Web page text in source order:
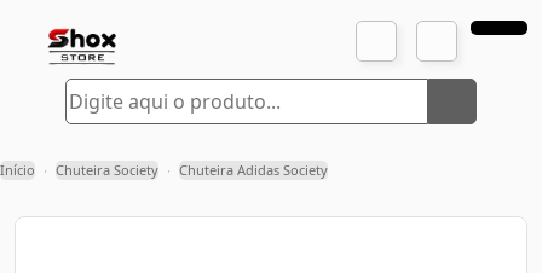
Início › Chuteira Society › Chuteira Adidas Society